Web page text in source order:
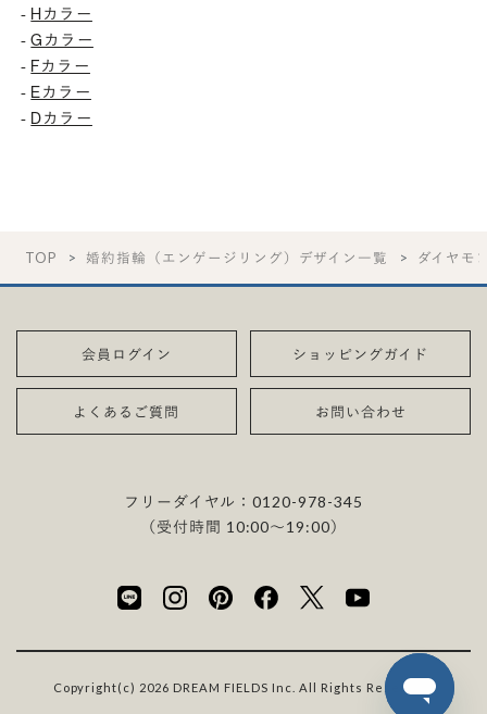
- Hカラー
-Gカラー
- Fカラー
- Eカラー
- Dカラー
TOP 婚約指輪（エンゲージリング）デザイン一覧 ダイヤモ
会員ログイン ショッピングガイド
よくあるご質問 お問い合わせ
フリーダイヤル：0120-978-345
（受付時間 10:00〜19:00）
Copyright(c) 2026 DREAM FIELDS Inc. All Rights Reserved.